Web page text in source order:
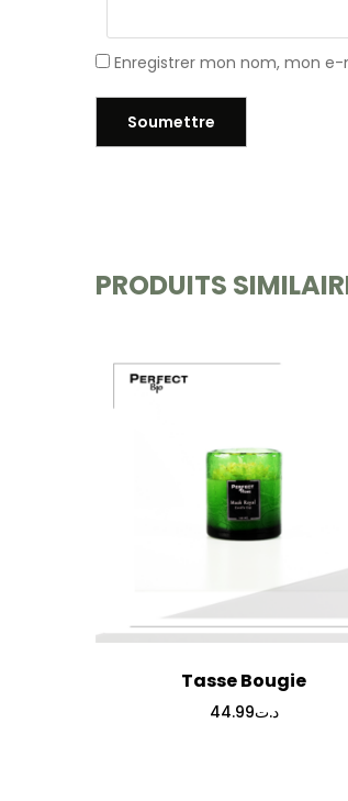
Enregistrer mon nom, mon
PRODUITS
Tasse Bougie
د.ت44.99